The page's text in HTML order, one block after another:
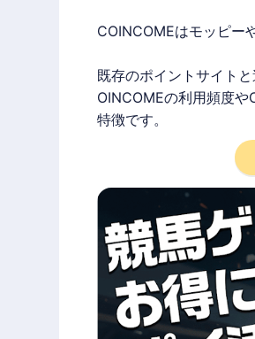
COINCOMEはモッピー
既存のポイントサイト
OINCOMEの利用頻度や
特徴です。